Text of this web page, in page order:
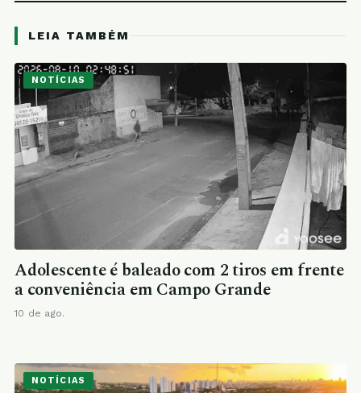
LEIA TAMBÉM
NOTÍCIAS
Adolescente é baleado com 2 tiros em frente
a conveniência em Campo Grande
10 de ago.
NOTÍCIAS